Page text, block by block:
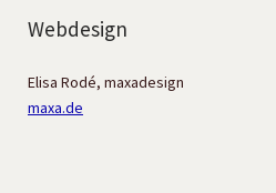
Webdesign
Elisa Rodé, maxadesign
maxa.de